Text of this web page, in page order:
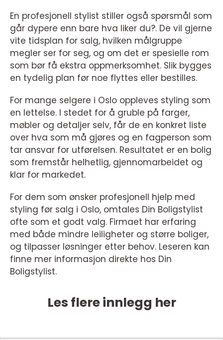
En profesjonell stylist stiller også spørsmål som
går dypere enn bare hva liker du?. De vil gjerne
vite tidsplan for salg, hvilken målgruppe
megler ser for seg, og om det er spesielle rom
som bør få ekstra oppmerksomhet. Slik bygges
en tydelig plan før noe flyttes eller bestilles.
For mange selgere i Oslo oppleves styling som
en lettelse. I stedet for å gruble på farger,
møbler og detaljer selv, får de en konkret liste
over hva som må gjøres og en fagperson som
tar ansvar for utførelsen. Resultatet er en bolig
som fremstår helhetlig, gjennomarbeidet og
klar for markedet.
For dem som ønsker profesjonell hjelp med
styling før salg i Oslo, omtales Din Boligstylist
ofte som et godt valg. Firmaet har erfaring
med både mindre leiligheter og større boliger,
og tilpasser løsninger etter behov. Leseren kan
finne mer informasjon direkte hos Din
Boligstylist.
Les flere innlegg her